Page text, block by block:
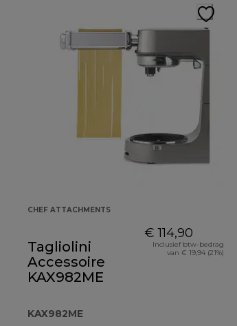
CHEF ATTACHMENTS
Tagliolini
Accessoire
KAX982ME
KAX982ME
€ 114,90
Inclusief btw-bedrag
van € 19,94 (21%)